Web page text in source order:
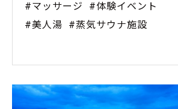
#マッサージ
#体験イベント
#美人湯
#蒸気サウナ施設